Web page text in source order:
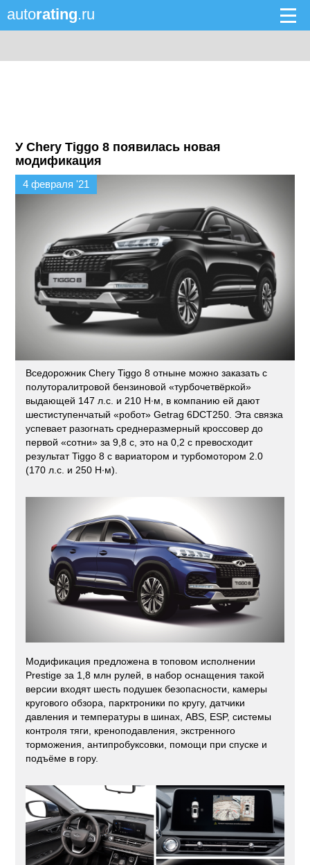
autorating.ru
У Chery Tiggo 8 появилась новая
модификация
4 февраля '21
Вседорожник Chery Tiggo 8 отныне можно заказать с
полуторалитровой бензиновой «турбочетвёркой»
выдающей 147 л.с. и 210 Н·м, в компанию ей дают
шестиступенчатый «робот» Getrag 6DCT250. Эта связка
успевает разогнать среднеразмерный кроссовер до
первой «сотни» за 9,8 с, это на 0,2 с превосходит
результат Tiggo 8 с вариатором и турбомотором 2.0
(170 л.с. и 250 Н·м).
Модификация предложена в топовом исполнении
Prestige за 1,8 млн рулей, в набор оснащения такой
версии входят шесть подушек безопасности, камеры
кругового обзора, парктроники по кругу, датчики
давления и температуры в шинах, ABS, ESP, системы
контроля тяги, креноподавления, экстренного
торможения, антипробуксовки, помощи при спуске и
подъёме в гору.